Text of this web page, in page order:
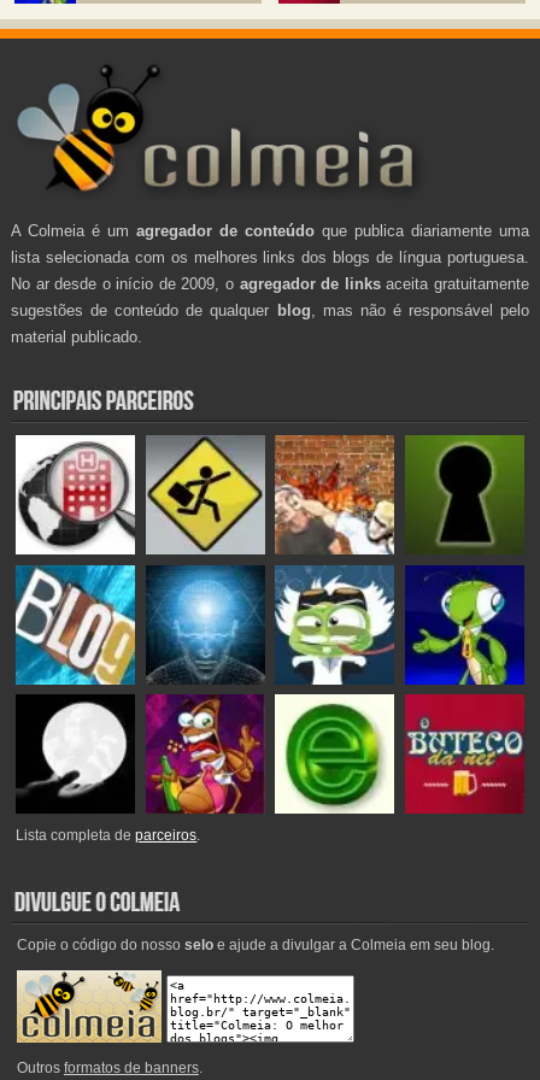
A Colmeia é um agregador de conteúdo que publica diariamente uma
lista selecionada com os melhores links dos blogs de língua portuguesa.
No ar desde o início de 2009, o agregador de linksaceita gratuitamente
sugestões de conteúdo de qualquer blog , mas não é responsável pelo
material publicado.
Lista completa deparceiros.
Copie o código do nosso seloe ajude a divulgar a Colmeia em seu blog.
Outros formatos de banners.